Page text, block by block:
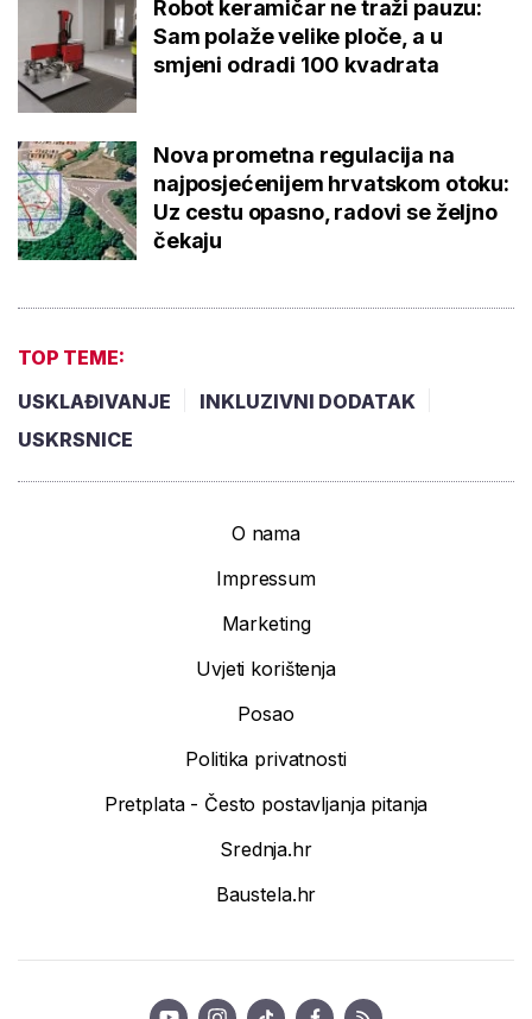
Robot keramičar ne traži pauzu:
Sam polaže velike ploče, a u
smjeni odradi 100 kvadrata
Nova prometna regulacija na
najposjećenijem hrvatskom otoku:
Uz cestu opasno, radovi se željno
čekaju
TOP TEME:
USKLAĐIVANJE
INKLUZIVNI DODATAK
USKRSNICE
O nama
Impressum
Marketing
Uvjeti korištenja
Posao
Politika privatnosti
Pretplata - Često postavljanja pitanja
Srednja.hr
Baustela.hr